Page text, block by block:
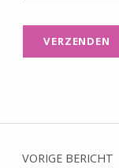
Bericht navigatie
VORIGE BERICHT